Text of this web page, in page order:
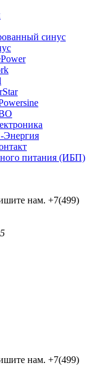
синус
питания (ИБП)
нам. +7(499)
нам. +7(499)